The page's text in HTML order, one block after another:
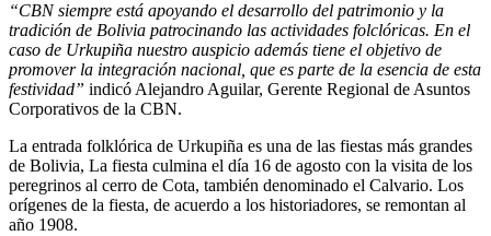
“CBN siempre está apoyando el desarrollo del patrimonio y la
tradición de Bolivia patrocinando las actividades folclóricas. En el
caso de Urkupiña nuestro auspicio además tiene el objetivo de
promover la integración nacional, que es parte de la esencia de esta
festividad” indicó Alejandro Aguilar, Gerente Regional de Asuntos
Corporativos de la CBN.
La entrada folklórica de Urkupiña es una de las fiestas más grandes
de Bolivia, La fiesta culmina el día 16 de agosto con la visita de los
peregrinos al cerro de Cota, también denominado el Calvario. Los
orígenes de la fiesta, de acuerdo a los historiadores, se remontan al
año 1908.